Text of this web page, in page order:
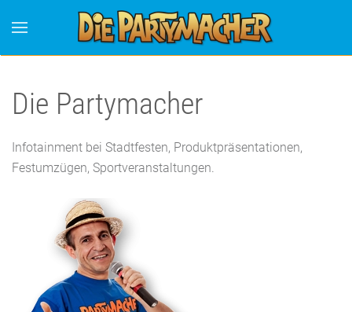
Die Partymacher
Infotainment bei Stadtfesten, Produktpräsentationen,
Festumzügen, Sportveranstaltungen.